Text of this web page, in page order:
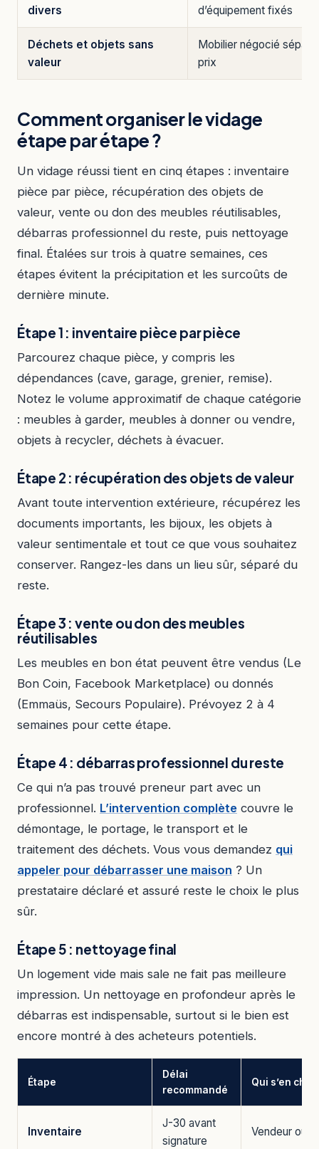
divers
d’équipement fixés
Déchets et objets sans
valeur
Mobilier négocié
prix
Comment organiser le vidage
étape par étape ?
Un vidage réussi tient en cinq étapes : inventaire
pièce par pièce, récupération des objets de
valeur, vente ou don des meubles réutilisables,
débarras professionnel du reste, puis nettoyage
final. Étalées sur trois à quatre semaines, ces
étapes évitent la précipitation et les surcoûts de
dernière minute.
Étape 1 : inventaire pièce par pièce
Parcourez chaque pièce, y compris les
dépendances (cave, garage, grenier, remise).
Notez le volume approximatif de chaque catégorie
: meubles à garder, meubles à donner ou vendre,
objets à recycler, déchets à évacuer.
Étape 2 : récupération des objets de valeur
Avant toute intervention extérieure, récupérez les
documents importants, les bijoux, les objets à
valeur sentimentale et tout ce que vous souhaitez
conserver. Rangez-les dans un lieu sûr, séparé du
reste.
Étape 3 : vente ou don des meubles
réutilisables
Les meubles en bon état peuvent être vendus (Le
Bon Coin, Facebook Marketplace) ou donnés
(Emmaüs, Secours Populaire). Prévoyez 2 à 4
semaines pour cette étape.
Étape 4 : débarras professionnel du reste
Ce qui n’a pas trouvé preneur part avec un
professionnel. L’intervention complète couvre le
démontage, le portage, le transport et le
traitement des déchets. Vous vous demandez qui
appeler pour débarrasser une maison ? Un
prestataire déclaré et assuré reste le choix le plus
sûr.
Étape 5 : nettoyage final
Un logement vide mais sale ne fait pas meilleure
impression. Un nettoyage en profondeur après le
débarras est indispensable, surtout si le bien est
encore montré à des acheteurs potentiels.
Étape
Délai
recommandé
Qui s’en
Inventaire
J-30 avant
signature
Vendeur ou